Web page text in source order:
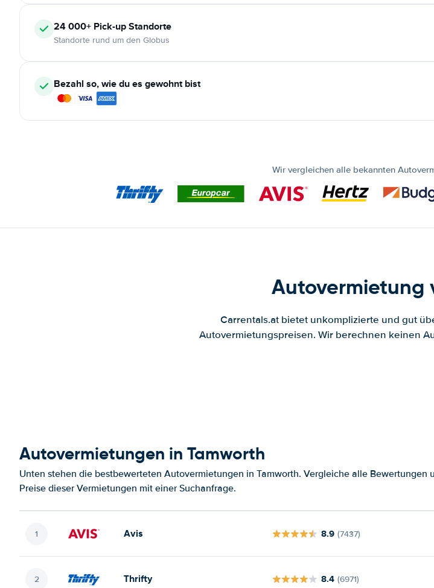
24 000+ Pick-up Standorte
Standorte rund um den Globus
Bezahl so, wie du es gewohnt bist
Wir vergleichen alle bekannten
Autovermietung
Carrentals.at bietet unkomplizierte und gut
Autovermietungspreisen. Wir berechnen keinen
Autovermietungen in Tamworth
Unten stehen die bestbewerteten Autovermietungen in Tamworth. Vergleiche alle Bewertungen
Preise dieser Vermietungen mit einer Suchanfrage.
Avis 8.9 (7437)
Thrifty 8.4 (6971)